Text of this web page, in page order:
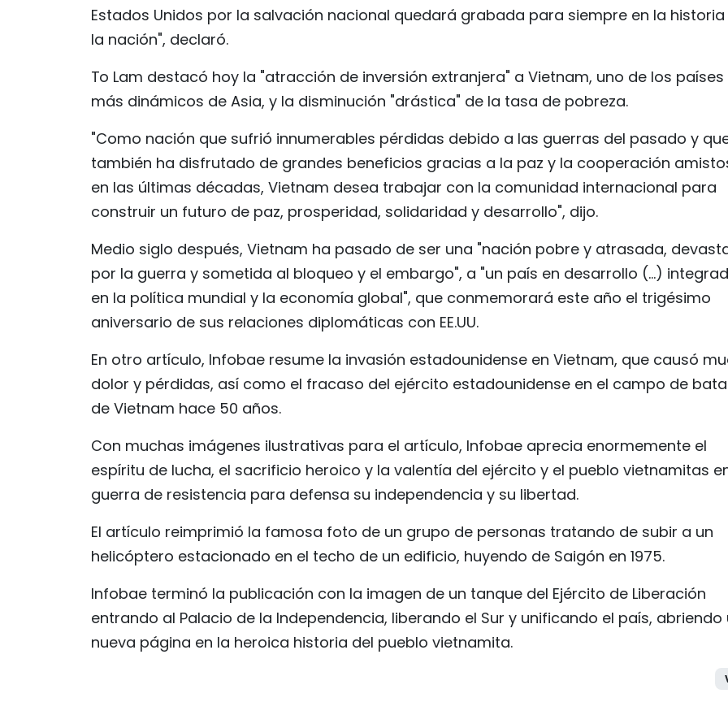
Estados Unidos por la salvación nacional quedará grabada para siempre en la
la nación", declaró.
To Lam destacó hoy la "atracción de inversión extranjera" a Vietnam, uno de los países
más dinámicos de Asia, y la disminución "drástica" de la tasa de pobreza.
"Como nación que sufrió innumerables pérdidas debido a las guerras del pasado y
también ha disfrutado de grandes beneficios gracias a la paz y la cooperación
en las últimas décadas, Vietnam desea trabajar con la comunidad internacional para
construir un futuro de paz, prosperidad, solidaridad y desarrollo", dijo.
Medio siglo después, Vietnam ha pasado de ser una "nación pobre y atrasada,
por la guerra y sometida al bloqueo y el embargo", a "un país en desarrollo (...)
en la política mundial y la economía global", que conmemorará este año el trigésimo
aniversario de sus relaciones diplomáticas con EE.UU.
En otro artículo, Infobae resume la invasión estadounidense en Vietnam, que causó
dolor y pérdidas, así como el fracaso del ejército estadounidense en el campo de
de Vietnam hace 50 años.
Con muchas imágenes ilustrativas para el artículo, Infobae aprecia enormemente el
espíritu de lucha, el sacrificio heroico y la valentía del ejército y el pueblo vietnamitas
guerra de resistencia para defensa su independencia y su libertad.
El artículo reimprimió la famosa foto de un grupo de personas tratando de subir a un
helicóptero estacionado en el techo de un edificio, huyendo de Saigón en 1975.
Infobae terminó la publicación con la imagen de un tanque del Ejército de Liberación
entrando al Palacio de la Independencia, liberando el Sur y unificando el país, abriendo
nueva página en la heroica historia del pueblo vietnamita.